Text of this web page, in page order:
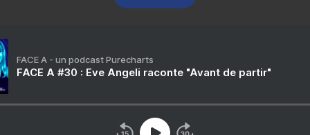
FACE A - un podcast Purecharts
FACE A #30 : Eve Angeli raconte "Avant de partir"